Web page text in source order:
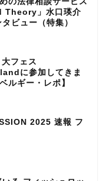
Theory」水口瑛介
ビュー（特集）
フェス
に参加してきま
ルギー・レポ】
2025 速報 フ